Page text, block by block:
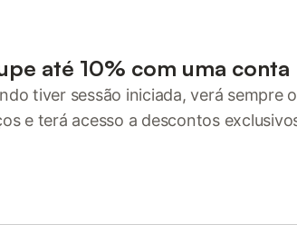
até 10% com uma conta
tiver sessão iniciada, verá sempre
e terá acesso a descontos